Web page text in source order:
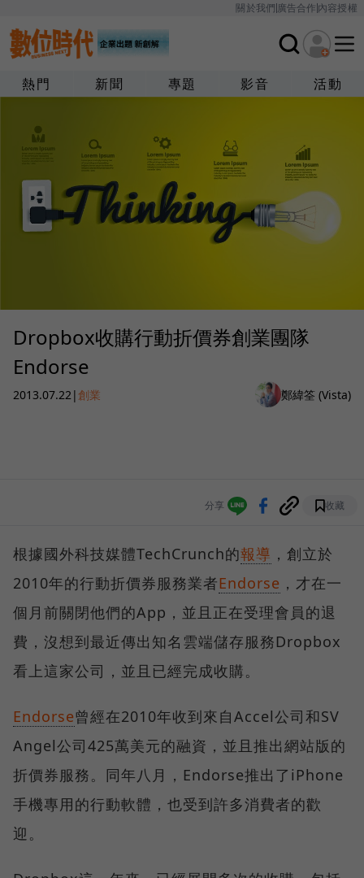
關於我們廣告合作內容授權
熱門 新聞 專題 影音 活動
Dropbox收購行動折價券創業團隊
Endorse
2013.07.22|創業 鄭緯筌 (Vista)
分享 收藏
根據國外科技媒體TechCrunch的報導 ，創立於
2010年的行動折價券服務業者Endorse ，才在一
個月前關閉他們的App，並且正在受理會員的退
費，沒想到最近傳出知名雲端儲存服務Dropbox
看上這家公司，並且已經完成收購。
Endorse曾經在2010年收到來自Accel公司和SV
Angel公司425萬美元的融資，並且推出網站版的
折價券服務。同年八月，Endorse推出了iPhone
手機專用的行動軟體，也受到許多消費者的歡
迎。